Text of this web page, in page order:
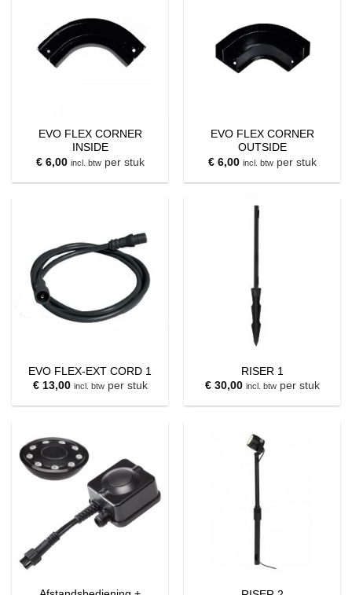
EVO FLEX CORNER
INSIDE
€6,00 incl. btwper stuk
EVO FLEX CORNER
OUTSIDE
€6,00 incl. btwper stuk
EVO FLEX-EXT CORD 1
€13,00 incl. btwper stuk
RISER 1
€30,00 incl. btwper stuk